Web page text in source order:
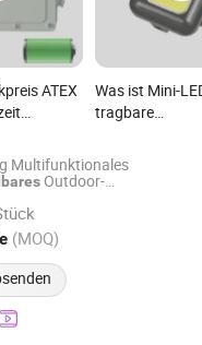
ATEX
6000K
Was ist Mini-
tragbare
Arbeitsleuchte
Taschenlampe
Multifunktionales
Outdoor-
(MOQ)
Ltd